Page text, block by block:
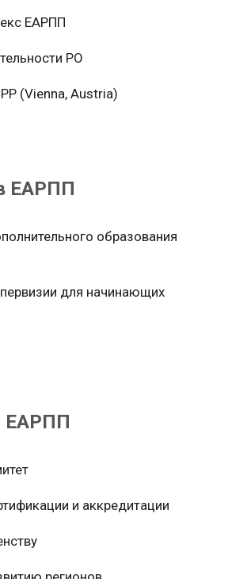
ЕАРПП
РО
(Vienna, Austria)
ЕАРПП
образования
для начинающих
ЕАРПП
и аккредитации